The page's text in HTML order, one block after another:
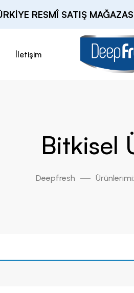
RESMÎ SATIŞ
İletişim
Bitkisel
Deepfresh